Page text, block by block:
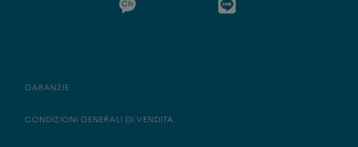
GARANZIE
CONDIZIONI GENERALI DI VENDITA